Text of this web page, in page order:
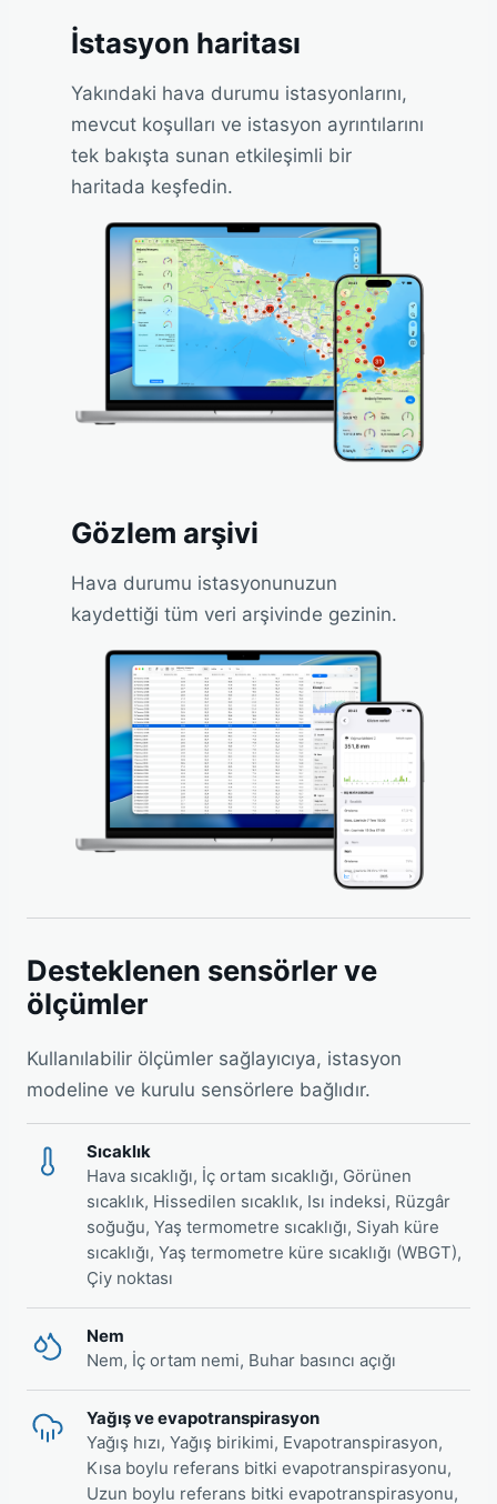
İstasyon haritası
Yakındaki hava durumu istasyonlarını,
mevcut koşulları ve istasyon ayrıntılarını
tek bakışta sunan etkileşimli bir
haritada keşfedin.
Gözlem arşivi
Hava durumu istasyonunuzun
kaydettiği tüm veri arşivinde gezinin.
Desteklenen sensörler ve
ölçümler
Kullanılabilir ölçümler sağlayıcıya, istasyon
modeline ve kurulu sensörlere bağlıdır.
Sıcaklık
Hava sıcaklığı, İç ortam sıcaklığı, Görünen
sıcaklık, Hissedilen sıcaklık, Isı indeksi, Rüzgâr
soğuğu, Yaş termometre sıcaklığı, Siyah küre
sıcaklığı, Yaş termometre küre sıcaklığı (WBGT),
Çiy noktası
Nem
Nem, İç ortam nemi, Buhar basıncı açığı
Yağış ve evapotranspirasyon
Yağış hızı, Yağış birikimi, Evapotranspirasyon,
Kısa boylu referans bitki evapotranspirasyonu,
Uzun boylu referans bitki evapotranspirasyonu,